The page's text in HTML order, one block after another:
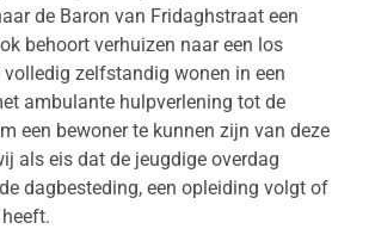
de Baron van Fridaghstraat een
behoort verhuizen naar een los
zelfstandig wonen in een
ambulante hulpverlening tot de
een bewoner te kunnen zijn van deze
als eis dat de jeugdige overdag
dagbesteding, een opleiding volgt of